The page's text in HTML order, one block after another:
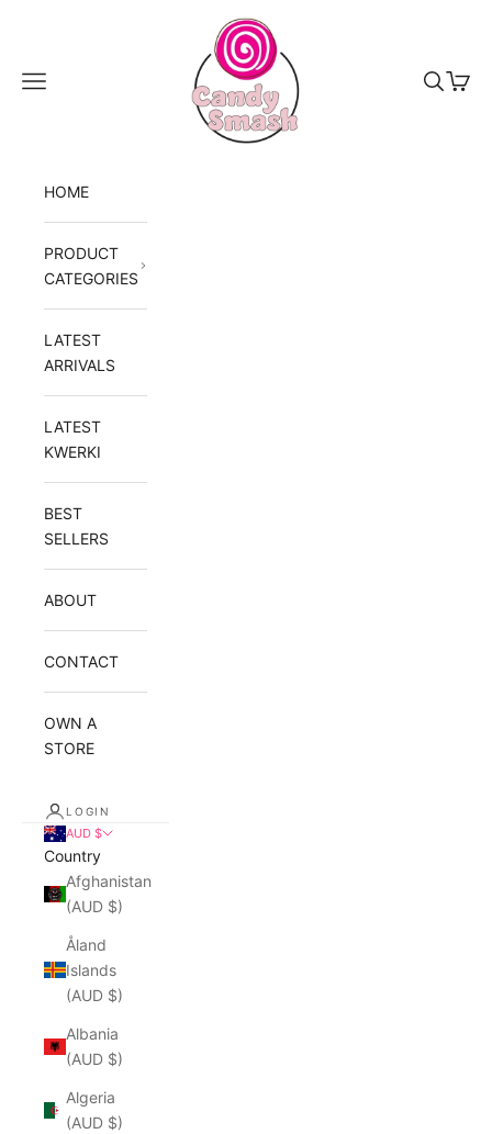
Candy Smash
Navigation menu Search
Cart
HOME
PRODUCT
CATEGORIES
LATEST
ARRIVALS
LATEST
KWERKI
BEST
SELLERS
ABOUT
CONTACT
OWN A
STORE
LOGIN
AUD $
Country
Afghanistan
(AUD $)
Åland
Islands
(AUD $)
Albania
(AUD $)
Algeria
(AUD $)